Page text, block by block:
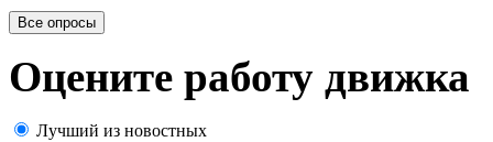
Все опросы
Оцените работу движка
Лучший из новостных